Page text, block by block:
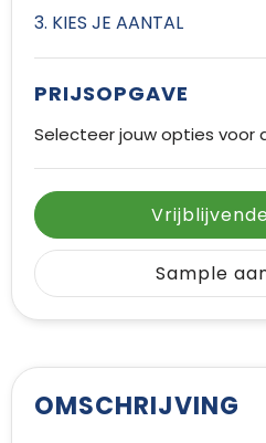
3. KIES JE AANTAL
PRIJSOPGAVE
Selecteer jouw opties voor
Sample
OMSCHRIJVING